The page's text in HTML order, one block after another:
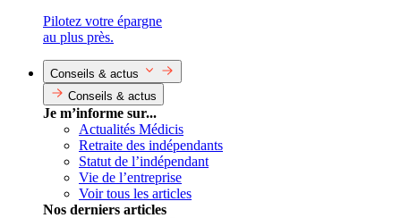
Pilotez votre épargne
au plus près.
Conseils & actus
Conseils & actus
Je m’informe sur...
Actualités Médicis
Retraite des indépendants
Statut de l’indépendant
Vie de l’entreprise
Voir tous les articles
Nos derniers articles